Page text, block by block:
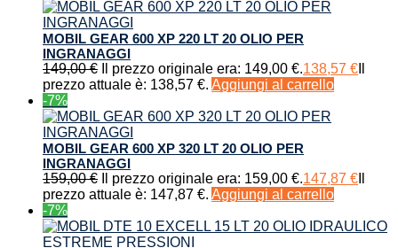
MOBIL GEAR 600 XP 220 LT 20 OLIO PER
INGRANAGGI
149,00€ Il prezzo originale era: 149,00 €.138,57 €
prezzo attuale è: 138,57 €. Aggiungi al carrello
-7%
MOBIL GEAR 600 XP 320 LT 20 OLIO PER
INGRANAGGI
159,00€ Il prezzo originale era: 159,00 €.147,87 €
prezzo attuale è: 147,87 €. Aggiungi al carrello
-7%